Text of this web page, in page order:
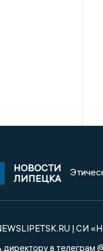
НОВОСТИ
ЛИПЕЦКА
| СИ
директору в телеграм